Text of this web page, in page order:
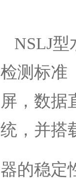
NSLJ型
检测标准
屏，数据
统，并搭
器的稳定